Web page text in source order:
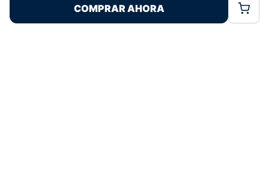
Política de CookiesPolítica de Privacidad
COMPRAR AHORA